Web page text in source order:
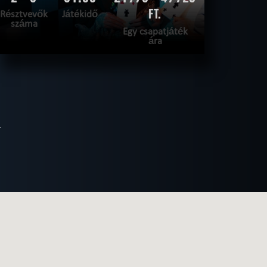
Résztvevők
száma
Játékidő FT.
Egy csapatjáték
ára